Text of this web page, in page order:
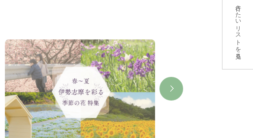
行きたいリストを見る